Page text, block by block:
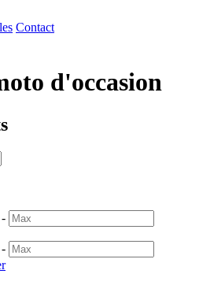
Contact
d'occasion
-
-